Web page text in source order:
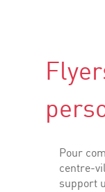
Pour
centre-
support